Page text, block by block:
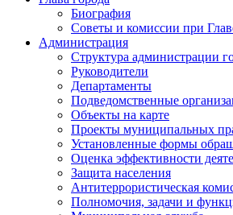
Биография
Советы и комиссии при
Администрация
Структура администрации
Руководители
Департаменты
Подведомственные
Объекты на карте
Проекты муниципальных
Установленные формы
Оценка эффективности
Защита населения
Антитеррористическая
Полномочия, задачи и